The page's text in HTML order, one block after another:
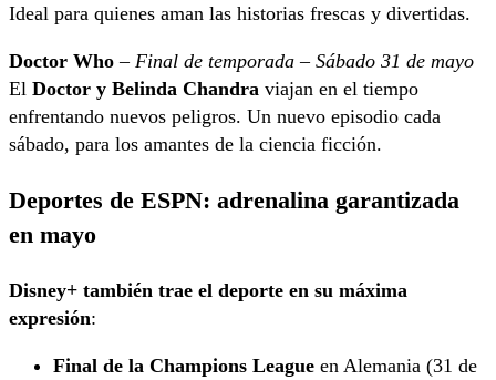
Ideal para quienes aman las historias frescas y divertidas.
Doctor Who – Final de temporada – Sábado 31 de mayo
El Doctor y Belinda Chandra viajan en el tiempo
enfrentando nuevos peligros. Un nuevo episodio cada
sábado, para los amantes de la ciencia ficción.
Deportes de ESPN: adrenalina garantizada
en mayo
Disney+ también trae el deporte en su máxima
expresión:
Final de la Champions League en Alemania (31 de